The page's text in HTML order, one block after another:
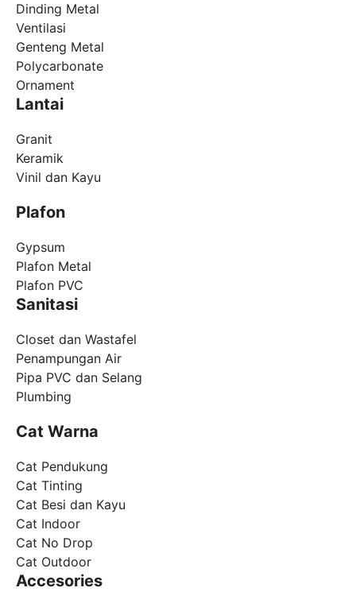
Dinding Metal
Ventilasi
Genteng Metal
Polycarbonate
Ornament
Lantai
Granit
Keramik
Vinil dan Kayu
Plafon
Gypsum
Plafon Metal
Plafon PVC
Sanitasi
Closet dan Wastafel
Penampungan Air
Pipa PVC dan Selang
Plumbing
Cat Warna
Cat Pendukung
Cat Tinting
Cat Besi dan Kayu
Cat Indoor
Cat No Drop
Cat Outdoor
Accesories